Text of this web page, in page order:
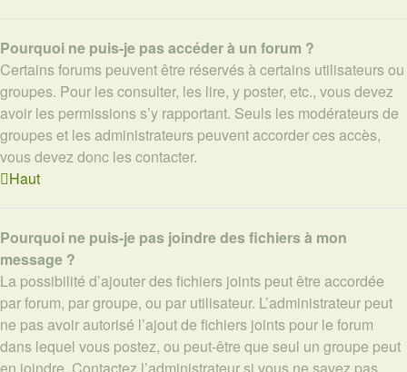
Pourquoi ne puis-je pas accéder à un forum ?
Certains forums peuvent être réservés à certains utilisateurs ou
groupes. Pour les consulter, les lire, y poster, etc., vous devez
avoir les permissions s’y rapportant. Seuls les modérateurs de
groupes et les administrateurs peuvent accorder ces accès,
vous devez donc les contacter.
Haut
Pourquoi ne puis-je pas joindre des fichiers à mon
message ?
La possibilité d’ajouter des fichiers joints peut être accordée
par forum, par groupe, ou par utilisateur. L’administrateur peut
ne pas avoir autorisé l’ajout de fichiers joints pour le forum
dans lequel vous postez, ou peut-être que seul un groupe peut